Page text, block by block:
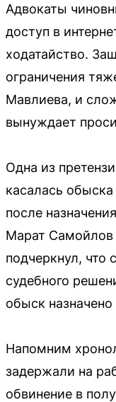
Адвокаты
доступ в
ходатайство.
ограничения
Мавлиева, и
вынуждает
Одна из
касалась
после
Марат Самойлов
подчеркнул, что
судебного
обыск
Напомним
задержали на
обвинение в